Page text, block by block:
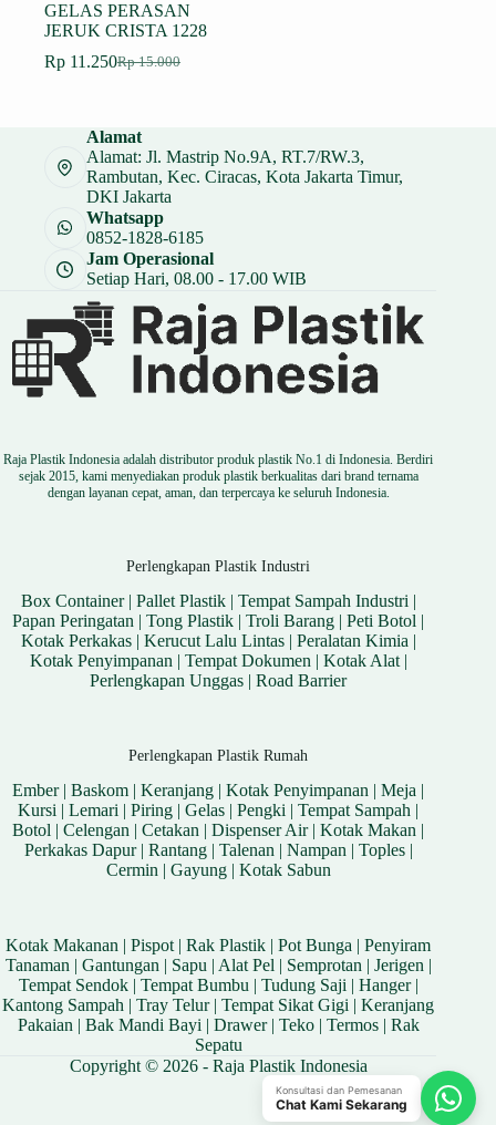
GELAS PERASAN
JERUK CRISTA 1228
Rp15.000
Harga
Rp 15.000.
Rp 11.250Harga
adalah:
Rp 11.250.
Alamat
Alamat: Jl. Mastrip No.9A, RT.7/RW.3,
Rambutan, Kec. Ciracas, Kota Jakarta Timur,
DKI Jakarta
Whatsapp
0852-1828-6185
Jam Operasional
Setiap Hari, 08.00 - 17.00 WIB
Raja Plastik Indonesia adalah distributor produk plastik No.1 di Indonesia. Berdiri
sejak 2015, kami menyediakan produk plastik berkualitas dari brand ternama
dengan layanan cepat, aman, dan terpercaya ke seluruh Indonesia.
Perlengkapan Plastik Industri
Box Container| Pallet Plastik| Tempat Sampah Industri |
Papan Peringatan |Tong Plastik |Troli Barang |Peti Botol |
Kotak Perkakas| Kerucut Lalu Lintas| Peralatan Kimia |
Kotak Penyimpanan | Tempat Dokumen | Kotak Alat|
Perlengkapan Unggas |Road Barrier
Perlengkapan Plastik Rumah
Ember|Baskom |Keranjang |Kotak Penyimpanan |Meja |
Kursi |Lemari |Piring |Gelas |Pengki |Tempat Sampah |
Botol |Celengan |Cetakan |Dispenser Air|Kotak Makan |
Perkakas Dapur| Rantang| Talenan| Nampan| Toples|
Cermin| Gayung| Kotak Sabun
Kotak Makanan |Pispot|Rak Plastik |Pot Bunga |Penyiram
Tanaman| Gantungan| Sapu| Alat Pel| Semprotan| Jerigen|
Tempat Sendok| Tempat Bumbu| Tudung Saji| Hanger|
Kantong Sampah |Tray Telur|Tempat Sikat Gigi |Keranjang
Pakaian| Bak Mandi Bayi| Drawer| Teko| Termos| Rak
Sepatu
Copyright © 2026 - Raja Plastik Indonesia
Konsultasi dan Pemesanan
Chat Kami Sekarang